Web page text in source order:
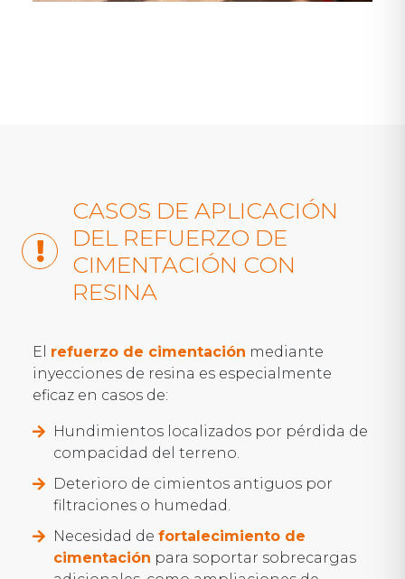
CASOS DE APLICACIÓN
DEL REFUERZO DE
CIMENTACIÓN CON
RESINA
El refuerzo de cimentación mediante
inyecciones de resina es especialmente
eficaz en casos de:
Hundimientos localizados por pérdida de
compacidad del terreno.
Deterioro de cimientos antiguos por
filtraciones o humedad.
Necesidad de fortalecimiento de
cimentación para soportar sobrecargas